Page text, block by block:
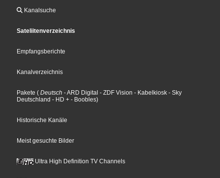
Kanalsuche
Sateliitenverzeichnis
Empfangsberichte
Kanalverzeichnis
Pakete ( Deutsch - ARD Digital - ZDF Vision - Kabelkiosk - Sky
Deutschland - HD + - Boobles)
Historische Kanäle
Meist gesuchte Bilder
Ultra High Definition TV Channels